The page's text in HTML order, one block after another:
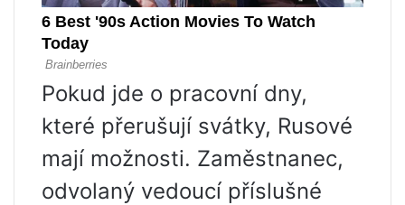
Pokud jde o pracovní dny,
které přerušují svátky, Rusové
mají možnosti. Zaměstnanec,
odvolaný vedoucí příslušné